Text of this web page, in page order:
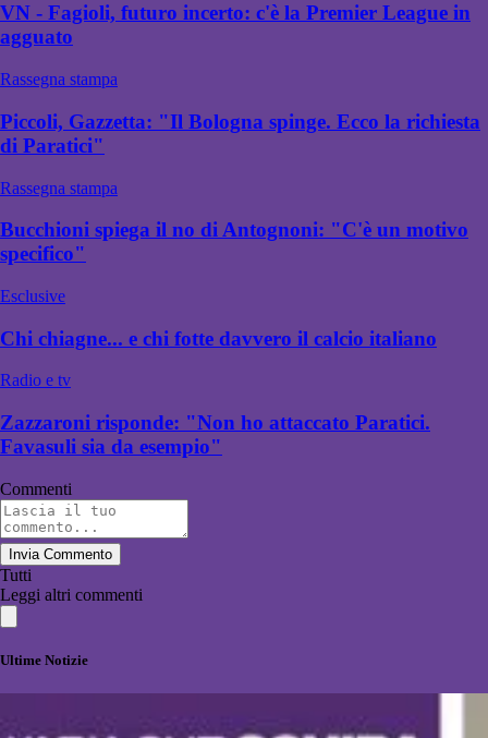
VN - Fagioli, futuro incerto: c'è la Premier League in
agguato
Rassegna stampa
Piccoli, Gazzetta: "Il Bologna spinge. Ecco la richiesta
di Paratici"
Rassegna stampa
Bucchioni spiega il no di Antognoni: "C'è un motivo
specifico"
Esclusive
Chi chiagne... e chi fotte davvero il calcio italiano
Radio e tv
Zazzaroni risponde: "Non ho attaccato Paratici.
Favasuli sia da esempio"
Commenti
Invia Commento
Tutti
Leggi altri commenti
Ultime Notizie